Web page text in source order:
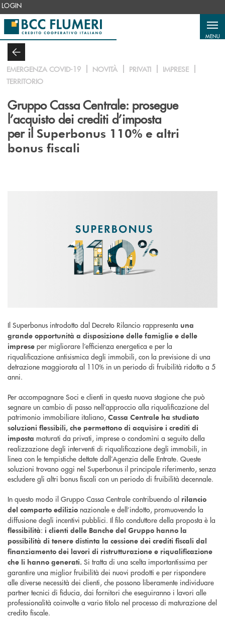
Salta al contenuto principale
LOGIN
MENU
EMERGENZA COVID-19 NOVITÀ PRIVATI
IMPRESE
TERRITORIO
Gruppo Cassa Centrale: prosegue
l’acquisto dei crediti d’imposta
per il Superbonus 110% e altri
bonus fiscali
Il Superbonus introdotto dal Decreto Rilancio rappresenta una
grande opportunità a disposizione delle famiglie e delle
imprese per migliorare l’efficienza energetica e per la
riqualificazione antisismica degli immobili, con la previsione di una
detrazione maggiorata al 110% in un periodo di fruibilità ridotto a 5
anni.
Per accompagnare Soci e clienti in questa nuova stagione che può
segnare un cambio di passo nell’approccio alla riqualificazione del
patrimonio immobiliare italiano, Cassa Centrale ha studiato
soluzioni flessibili, che permettono di acquisire i crediti di
imposta maturati da privati, imprese o condomìni a seguito della
realizzazione degli interventi di riqualificazione degli immobili, in
linea con le tempistiche dettate dall’Agenzia delle Entrate. Queste
soluzioni trovano oggi nel Superbonus il principale riferimento, senza
escludere gli altri bonus fiscali con un periodo di fruibilità decennale.
In questo modo il Gruppo Cassa Centrale contribuendo al rilancio
del comparto edilizio nazionale e dell’indotto, promuovendo la
diffusione degli incentivi pubblici. Il filo conduttore della proposta è la
flessibilità: i clienti delle Banche del Gruppo hanno la
possibilità di tenere distinta la cessione dei crediti fiscali dal
finanziamento dei lavori di ristrutturazione e riqualificazione
che li hanno generati. Si tratta di una scelta importantissima per
garantire una miglior fruibilità dei nuovi prodotti e per rispondere
alle diverse necessità dei clienti, che possono liberamente individuare
partner tecnici di fiducia, dai fornitori che eseguiranno i lavori alle
professionalità coinvolte a vario titolo nel processo di maturazione del
credito fiscale.